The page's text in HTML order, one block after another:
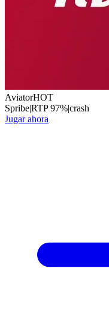
AviatorHOT
Spribe|RTP97%|crash
Jugar ahora